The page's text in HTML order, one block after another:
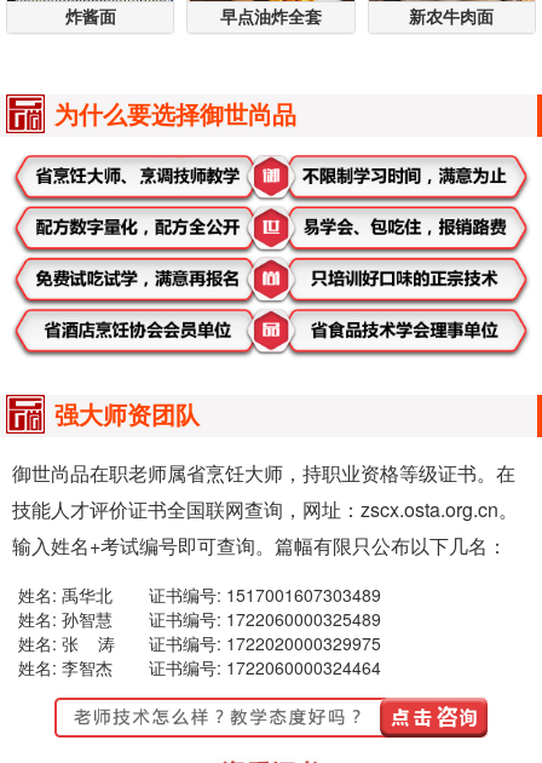
炸酱面 早点油炸全套 新农牛肉面
为什么要选择御世尚品
强大师资团队
御世尚品在职老师属省烹饪大师，持职业资格等级证书。在
技能人才评价证书全国联网查询，网址：zscx.osta.org.cn。
输入姓名+考试编号即可查询。篇幅有限只公布以下几名：
姓名: 禹华北
证书编号: 1517001607303489
姓名: 孙智慧
证书编号: 1722060000325489
姓名: 张 涛
证书编号: 1722020000329975
姓名: 李智杰
证书编号: 1722060000324464